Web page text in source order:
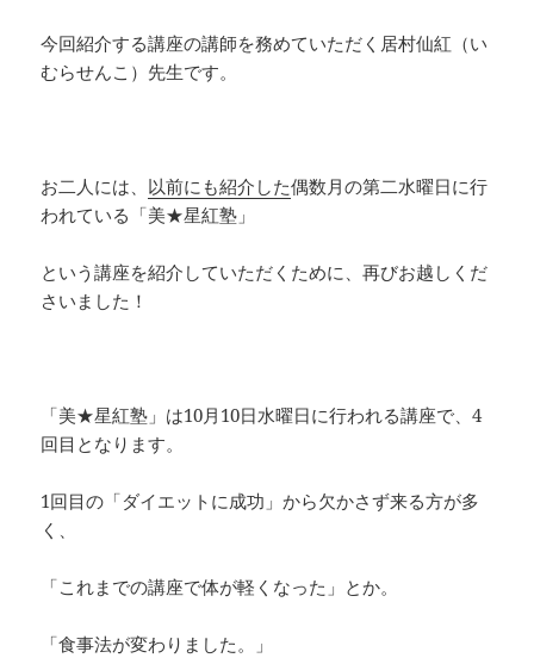
o
k
k
今回紹介する講座の講師を務めていただく居村仙紅（い
むらせんこ）先生です。
お二人には、 以前にも紹介した偶数月の第二水曜日に行
われている「美★星紅塾」
という講座を紹介していただくために、再びお越しくだ
さいました！
「美★星紅塾」は10月10日水曜日に行われる講座で、4
回目となります。
1回目の「ダイエットに成功」から欠かさず来る方が多
く、
「これまでの講座で体が軽くなった」とか。
「食事法が変わりました。」